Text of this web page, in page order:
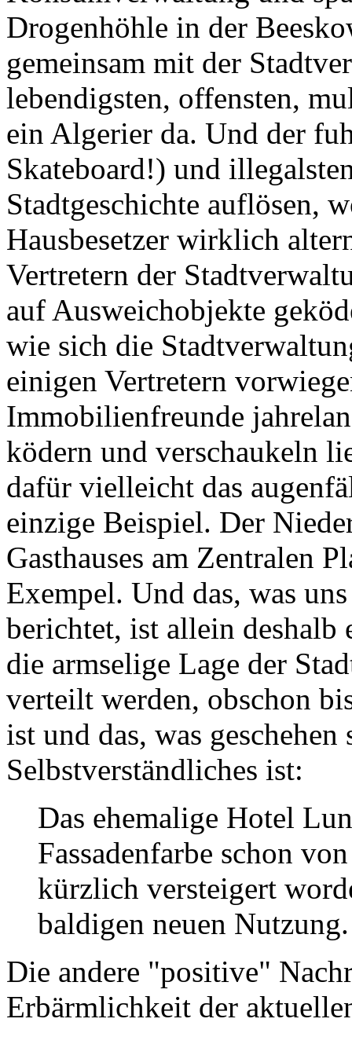
Drogenhöhle in der
gemeinsam mit der
lebendigsten, offensten,
ein Algerier da. Und der
Skateboard!) und
Stadtgeschichte auflösen,
Hausbesetzer wirklich
Vertretern der
auf Ausweichobjekte
wie sich die
einigen Vertretern
Immobilienfreunde
ködern und verschaukeln
dafür vielleicht das
einzige Beispiel. Der
Gasthauses am Zentralen
Exempel. Und das, was
berichtet, ist allein deshalb
die armselige Lage der
verteilt werden, obschon
ist und das, was
Selbstverständliches ist:
Das ehemalige Hotel
Fassadenfarbe schon
kürzlich versteigert
baldigen neuen Nutzung.
Die andere "positive"
Erbärmlichkeit der